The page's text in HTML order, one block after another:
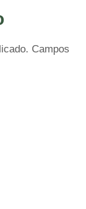
Campos